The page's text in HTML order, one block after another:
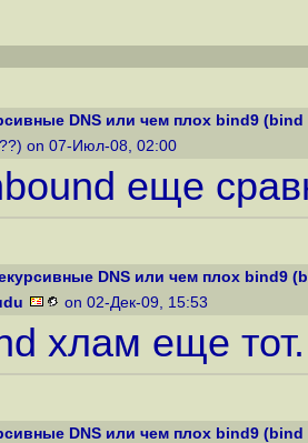
DNS или чем плох bind9 (bind
on 07-Июл-08, 02:00
еще
DNS или чем плох bind9
on 02-Дек-09, 15:53
хлам еще тот.
DNS или чем плох bind9 (bind